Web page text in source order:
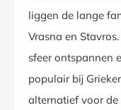
liggen de lange
Vrasna en
sfeer ontspannen
populair bij
alternatief voor